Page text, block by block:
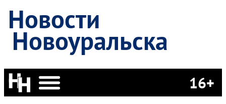
Новости
Новоуральска
16+